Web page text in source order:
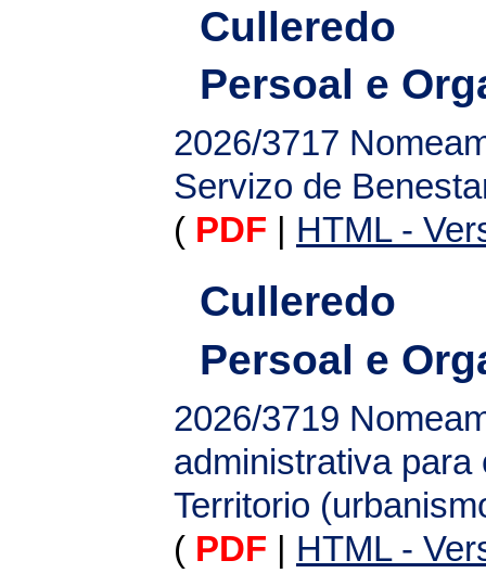
Culleredo
Persoal e
2026/3717
Servizo de
( PDF HTML -
Culleredo
Persoal e
2026/3719
administrativa
Territorio
( PDF HTML -